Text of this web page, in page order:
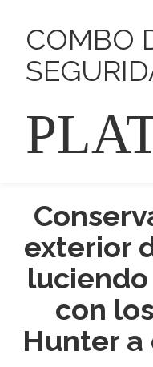
COMBO
exterior
luciendo
con
Hunter a